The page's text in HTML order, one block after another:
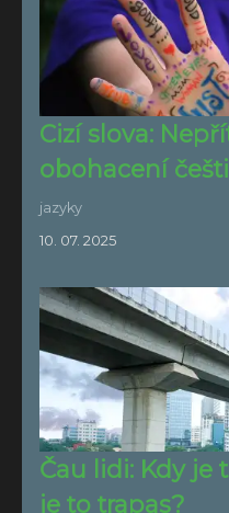
Cizí slova:
obohacení
jazyky
10. 07. 2025
Čau lidi: Kdy je
je to trapas?